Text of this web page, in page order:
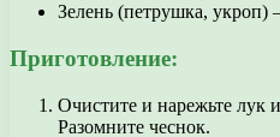
Зелень (петрушка, укроп)
Приготовление:
Очистите и нарежьте лук
Разомните чеснок.